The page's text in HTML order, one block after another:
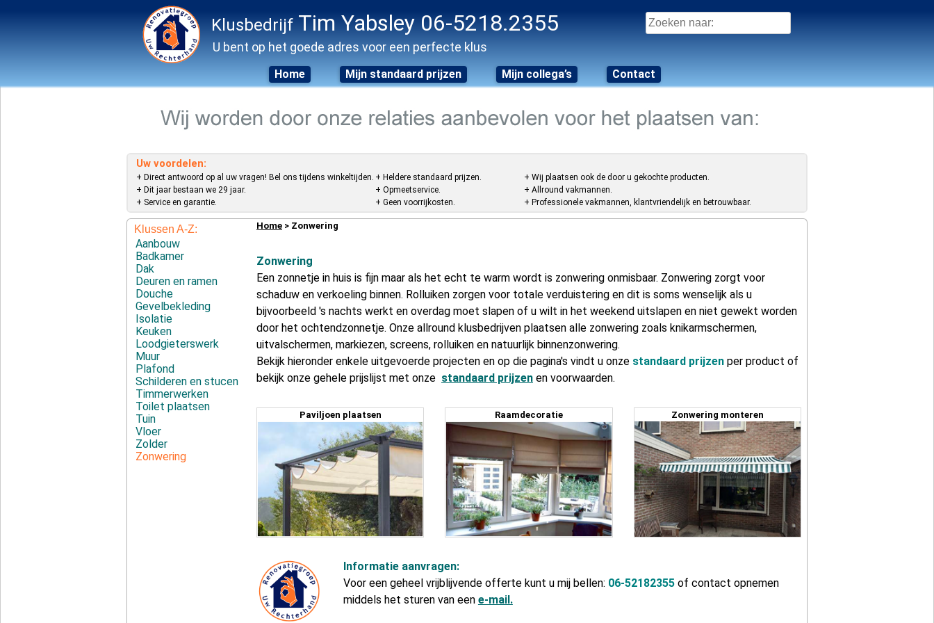
Klusbedrijf Tim Yabsley 06-5218.2355
U bent op het goede adres voor een perfecte klus
Zoeken
naar:
Home Mijn standaard prijzen Mijn collega’s Contact
Uw voordelen:
+ Direct antwoord op al uw vragen! Bel ons tijdens winkeltijden.
+ Dit jaar bestaan we 29 jaar.
+ Service en garantie.
+ Heldere standaard prijzen.
+ Opmeetservice.
+ Geen voorrijkosten.
+ Wij plaatsen ook de door u gekochte producten.
+ Allround vakmannen.
+ Professionele vakmannen, klantvriendelijk en betrouwbaar.
Klussen A-Z:
Aanbouw
Badkamer
Dak
Deuren en ramen
Douche
Gevelbekleding
Isolatie
Keuken
Loodgieterswerk
Muur
Plafond
Schilderen en stucen
Timmerwerken
Toilet plaatsen
Tuin
Vloer
Zolder
Zonwering
Home > Zonwering
Zonwering
Een zonnetje in huis is fijn maar als het echt te warm wordt is zonwering onmisbaar. Zonwering zorgt voor
schaduw en verkoeling binnen. Rolluiken zorgen voor totale verduistering en dit is soms wenselijk als u
bijvoorbeeld 's nachts werkt en overdag moet slapen of u wilt in het weekend uitslapen en niet gewekt worden
door het ochtendzonnetje. Onze allround klusbedrijven plaatsen alle zonwering zoals knikarmschermen,
uitvalschermen, markiezen, screens, rolluiken en natuurlijk binnenzonwering.
Bekijk hieronder enkele uitgevoerde projecten en op die pagina's vindt u onze standaard prijzen per product of
bekijk onze gehele prijslijst met onze standaard prijzen en voorwaarden.
Paviljoen plaatsen Raamdecoratie Zonwering monteren
Informatie aanvragen:
Voor een geheel vrijblijvende offerte kunt u mij bellen: 06-52182355of contact opnemen
middels het sturen van een e-mail.